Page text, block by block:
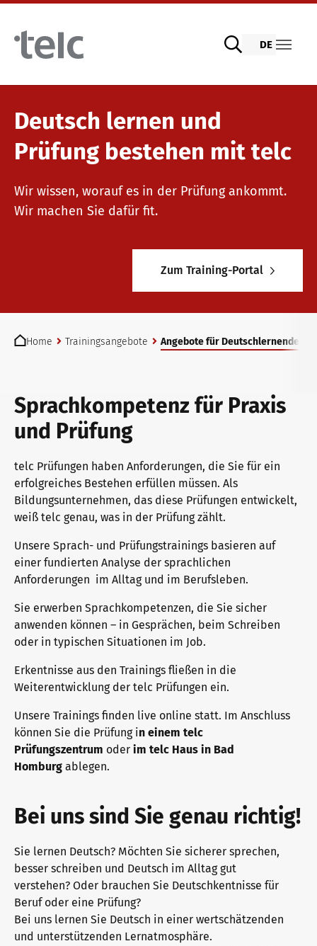
Skip to main content
Sprachprüfungen
telc Prüfungen in Bad Homburg
telc Prüfungszentrum werden
Einstufungstest
Infos für Prüfungszentren
telc Zertifikate DIGITAL
Warum telc Zertifikate?
Deutsch Test für den Beruf
Sprachprüfungen: Support & FAQ
Deutsch für den Beruf
Deutschlernen mit telc Lehrwerken
Verlagsprogramm: Support & FAQ
Downloadbereich
Infopakete
Qualifizierungen: Prüfen und Bewerten
Angebote für Deutschlernende
ZQ BSK
Qualifizierung Prüfungsverantwortung
Qualifikationsphasen
Trainingsformate
telc Campus
Training: Support & FAQ
Wir sind telc
DE
Deutsch lernen und
Prüfung bestehen mit telc
Wir wissen, worauf es in der Prüfung ankommt.
Wir machen Sie dafür fit.
Zum Training-Portal
Home
Trainingsangebote Angebote für Deutschlernende
Sprachkompetenz für Praxis
und Prüfung
telc Prüfungen haben Anforderungen, die Sie für ein
erfolgreiches Bestehen erfüllen müssen. Als
Bildungsunternehmen, das diese Prüfungen entwickelt,
weiß telc genau, was in der Prüfung zählt.
Unsere Sprach- und Prüfungstrainings basieren auf
einer fundierten Analyse der sprachlichen
Anforderungen im Alltag und im Berufsleben.
Sie erwerben Sprachkompetenzen, die Sie sicher
anwenden können – in Gesprächen, beim Schreiben
oder in typischen Situationen im Job.
Erkentnisse aus den Trainings fließen in die
Weiterentwicklung der telc Prüfungen ein.
Unsere Trainings finden live online statt. Im Anschluss
können Sie die Prüfung in einem telc
Prüfungszentrum oder im telc Haus in Bad
Homburg ablegen.
Bei uns sind Sie genau richtig!
Sie lernen Deutsch? Möchten Sie sicherer sprechen,
besser schreiben und Deutsch im Alltag gut
verstehen? Oder brauchen Sie Deutschkentnisse für
Beruf oder eine Prüfung?
Bei uns lernen Sie Deutsch in einer wertschätzenden
und unterstützenden Lernatmosphäre.